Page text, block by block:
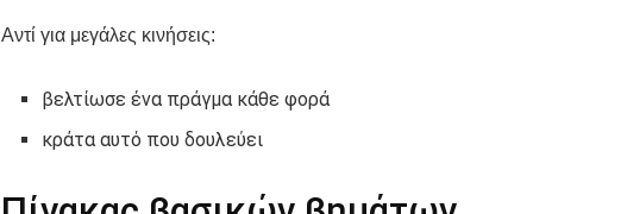
Αντί για μεγάλες κινήσεις:
βελτίωσε ένα πράγμα κάθε φορά
κράτα αυτό που δουλεύει